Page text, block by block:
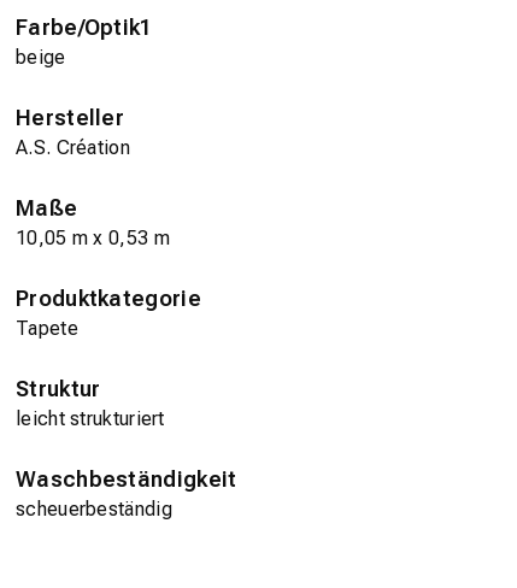
Farbe/Optik1
beige
Hersteller
A.S. Création
Maße
10,05 m x 0,53 m
Produktkategorie
Tapete
Struktur
leicht strukturiert
Waschbeständigkeit
scheuerbeständig